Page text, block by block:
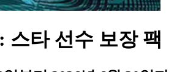
스타 선수 보장 팩